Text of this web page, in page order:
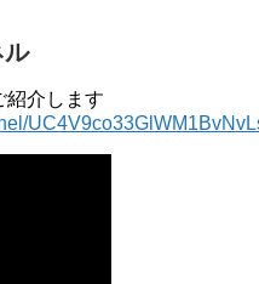
ル
紹介します